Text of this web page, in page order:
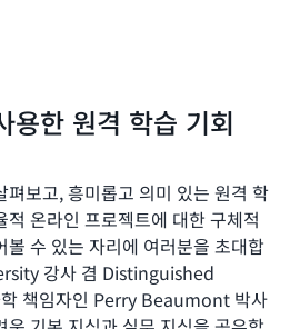
용한 원격 학습 기회
펴보고, 흥미롭고 의미 있는 원격 학
온라인 프로젝트에 대한 구체적
볼 수 있는 자리에 여러분을 초대합
강사 겸 Distinguished
책임자인 Perry Beaumont 박사